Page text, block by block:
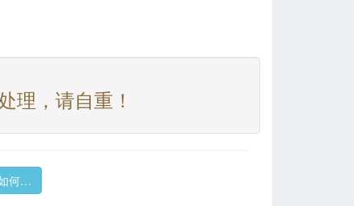
理，请自重！
何…